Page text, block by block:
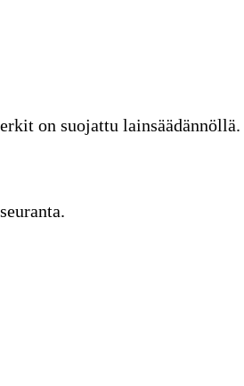
on suojattu lainsäädännöllä.